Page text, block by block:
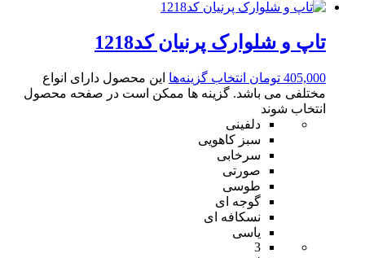
تاپ و شلوارک پرنیان کد1218
405,000 تومان انتخاب گزینه‌ها این محصول دارای انواع
مختلفی می باشد. گزینه ها ممکن است در صفحه محصول
انتخاب شوند
دلفینی
سبز کاهویی
سرخابی
صورتی
طوسی
گوجه ای
نسکافه ای
یاسی
3